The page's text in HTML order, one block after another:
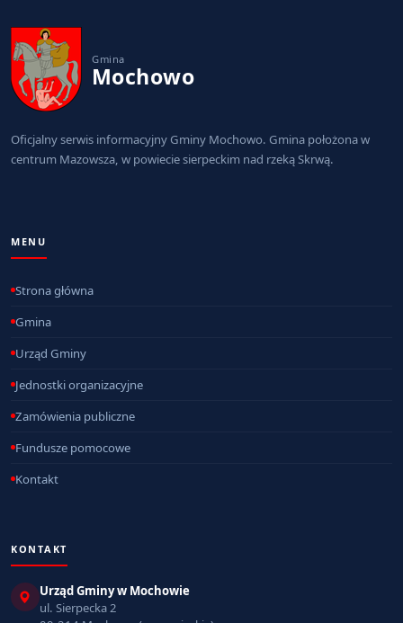
Gmina
Mochowo
Oficjalny serwis informacyjny Gminy Mochowo. Gmina położona w
centrum Mazowsza, w powiecie sierpeckim nad rzeką Skrwą.
MENU
Strona główna
Gmina
Urząd Gminy
Jednostki organizacyjne
Zamówienia publiczne
Fundusze pomocowe
Kontakt
KONTAKT
Urząd Gminy w Mochowie
ul. Sierpecka 2